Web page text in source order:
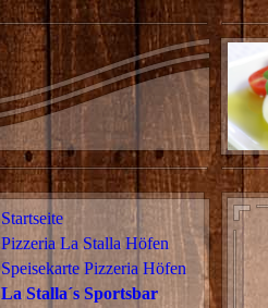
Startseite
Pizzeria La Stalla Höfen
Speisekarte Pizzeria Höfen
La Stalla´s Sportsbar